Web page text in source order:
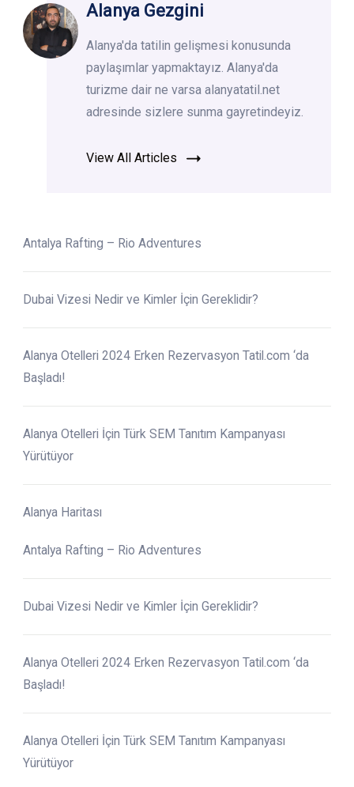
Alanya Gezgini
Alanya'da tatilin gelişmesi konusunda
paylaşımlar yapmaktayız. Alanya'da
turizme dair ne varsa alanyatatil.net
adresinde sizlere sunma gayretindeyiz.
View All Articles
Antalya Rafting – Rio Adventures
Dubai Vizesi Nedir ve Kimler İçin Gereklidir?
Alanya Otelleri 2024 Erken Rezervasyon Tatil.com ‘da
Başladı!
Alanya Otelleri İçin Türk SEM Tanıtım Kampanyası
Yürütüyor
Alanya Haritası
Antalya Rafting – Rio Adventures
Dubai Vizesi Nedir ve Kimler İçin Gereklidir?
Alanya Otelleri 2024 Erken Rezervasyon Tatil.com ‘da
Başladı!
Alanya Otelleri İçin Türk SEM Tanıtım Kampanyası
Yürütüyor